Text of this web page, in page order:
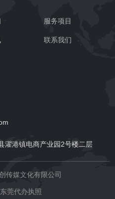
服务项目
联系我们
濯港镇电商产业园2号楼二层
传媒文化有限公司
东莞代办执照